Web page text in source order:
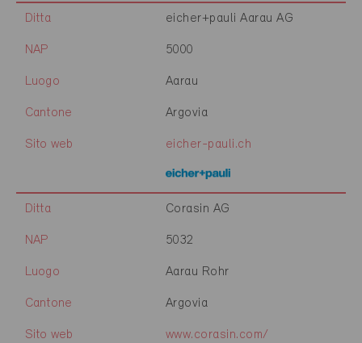
Ditta eicher+pauli Aarau AG
NAP 5000
Luogo Aarau
Cantone Argovia
Sito web eicher-pauli.ch
Ditta Corasin AG
NAP 5032
Luogo Aarau Rohr
Cantone Argovia
Sito web www.corasin.com/